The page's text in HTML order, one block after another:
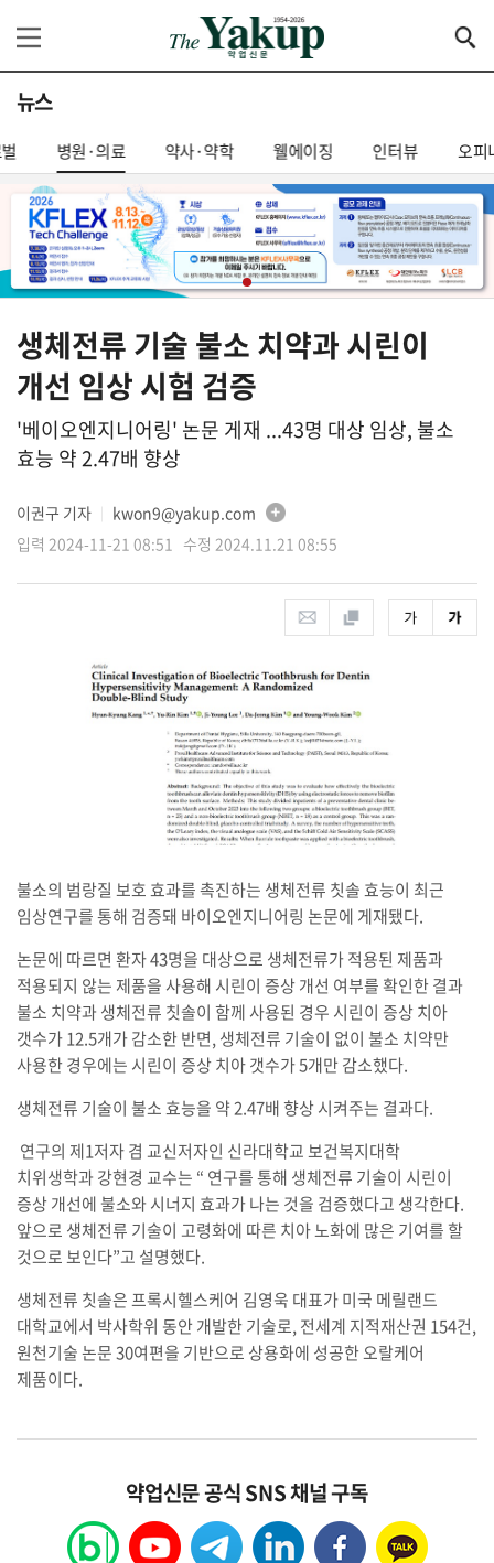
뉴스
병원·의료 약사·약학 웰에이징 인터뷰 오피
생체전류 기술 불소 치약과 시린이
개선 임상 시험 검증
'베이오엔지니어링' 논문 게재 ...43명 대상 임상, 불소
효능 약 2.47배 향상
이권구 기자
kwon9@yakup.com
입력 2024-11-21 08:51 수정 2024.11.21 08:55
불소의 범랑질 보호 효과를 촉진하는 생체전류 칫솔 효능이 최근
임상연구를 통해 검증돼 바이오엔지니어링 논문에 게재됐다.
논문에 따르면 환자 43명을 대상으로 생체전류가 적용된 제품과
적용되지 않는 제품을 사용해 시린이 증상 개선 여부를 확인한 결과
불소 치약과 생체전류 칫솔이 함께 사용된 경우 시린이 증상 치아
갯수가 12.5개가 감소한 반면, 생체전류 기술이 없이 불소 치약만
사용한 경우에는 시린이 증상 치아 갯수가 5개만 감소했다.
생체전류 기술이 불소 효능을 약 2.47배 향상 시켜주는 결과다.
연구의 제1저자 겸 교신저자인 신라대학교 보건복지대학
치위생학과 강현경 교수는 “ 연구를 통해 생체전류 기술이 시린이
증상 개선에 불소와 시너지 효과가 나는 것을 검증했다고 생각한다.
앞으로 생체전류 기술이 고령화에 따른 치아 노화에 많은 기여를 할
것으로 보인다”고 설명했다.
생체전류 칫솔은 프록시헬스케어 김영욱 대표가 미국 메릴랜드
대학교에서 박사학위 동안 개발한 기술로, 전세계 지적재산권 154건,
원천기술 논문 30여편을 기반으로 상용화에 성공한 오랄케어
제품이다.
약업신문 공식 SNS 채널 구독